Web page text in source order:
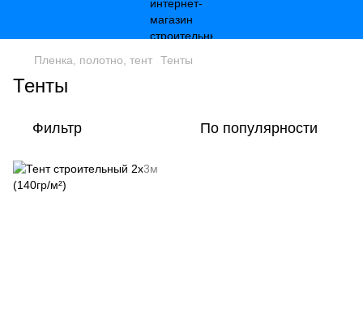
Пленка, полотно, тент Тенты
Тенты
Фильтр По популярности